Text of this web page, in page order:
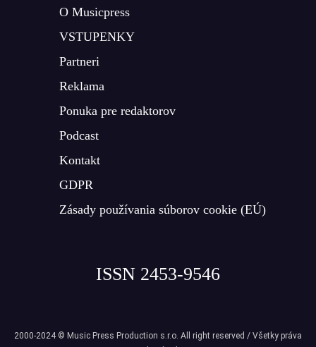
O Musicpress
VSTUPENKY
Partneri
Reklama
Ponuka pre redaktorov
Podcast
Kontakt
GDPR
Zásady používania súborov cookie (EÚ)
ISSN 2453-9546
2000-2024 © Music Press Production s.r.o. All right reserved / Všetky práva